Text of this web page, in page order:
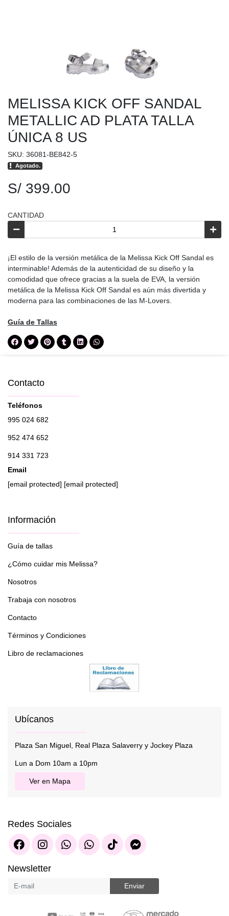
MELISSA KICK OFF SANDAL
METALLIC AD PLATA TALLA
ÚNICA 8 US
SKU: 36081-BE842-5
Agotado.
S/ 399.00
CANTIDAD
¡El estilo de la versión metálica de la Melissa Kick Off Sandal es
interminable! Además de la autenticidad de su diseño y la
comodidad que ofrece gracias a la suela de EVA, la versión
metálica de la Melissa Kick Off Sandal es aún más divertida y
moderna para las combinaciones de las M-Lovers.
Guía de Tallas
Contacto
Teléfonos
995 024 682
952 474 652
914 331 723
Email
[email protected] [email protected]
Información
Guía de tallas
¿Cómo cuidar mis Melissa?
Nosotros
Trabaja con nosotros
Contacto
Términos y Condiciones
Libro de reclamaciones
Ubícanos
Plaza San Miguel, Real Plaza Salaverry y Jockey Plaza
Lun a Dom 10am a 10pm
Ver en Mapa
Redes Sociales
Newsletter
Enviar